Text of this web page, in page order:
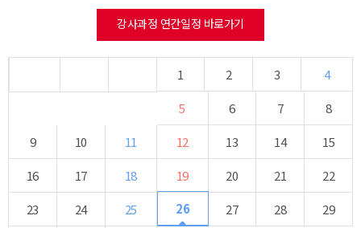
강사과정 연간일정 바로가기
1 2 3
4
5
6 7
8
9
10 11 12 13 14
15
16
17 18 19 20 21
22
23
24 25 26 27 28
29